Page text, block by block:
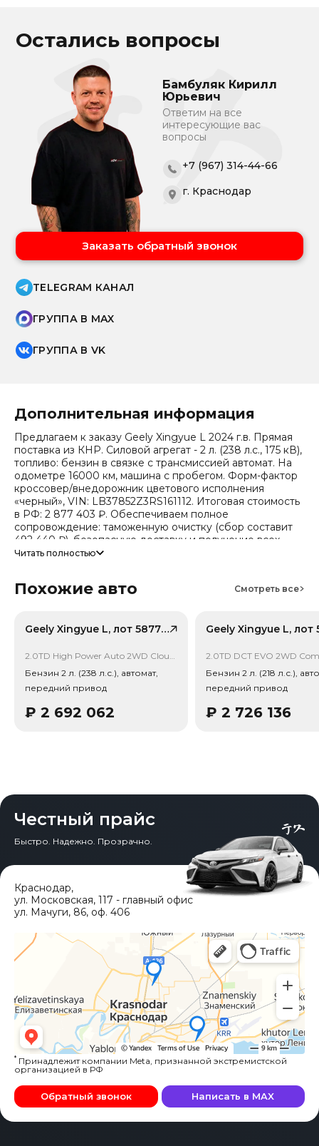
Остались вопросы
Бамбуляк Кирилл
Юрьевич
Ответим на все
интересующие вас
вопросы
+7 (967) 314-44-66
г. Краснодар
Заказать обратный звонок
TELEGRAM КАНАЛ
ГРУППА В MAX
ГРУППА В VK
Дополнительная информация
Предлагаем к заказу Geely Xingyue L 2024 г.в. Прямая
поставка из КНР. Силовой агрегат - 2 л. (238 л.с., 175 кВ),
топливо: бензин в связке с трансмиссией автомат. На
одометре 16000 км, машина с пробегом. Форм-фактор
кроссовер/внедорожник цветового исполнения
«черный», VIN: LB37852Z3RS161112. Итоговая стоимость
в РФ: 2 877 403 ₽. Обеспечиваем полное
сопровождение: таможенную очистку (сбор составит
492 440 ₽), безопасную доставку и получение всех
документов.
уточняйте при обращении. Гарантируем полную
рынка (che): текущая цена в КНР 956 355 ₽, прогноз на
Примечание: прогноз актуален для внутреннего рынка
Тип привода: Передний привод (FWD).
Читать полностью
Похожие авто Смотреть все
Geely Xingyue L, лот 58776083
Бензин 2 л. (238 л.с.), автомат,
передний привод
₽ 2 692 062
2.0TD DCT EVO 2WD
Бензин 2 л. (218 л.с.),
передний привод
₽ 2 726 136
Честный прайс
Быстро. Надежно. Прозрачно.
Краснодар,
ул. Московская, 117 - главный офис
ул. Мачуги, 86, оф. 406
* Принадлежит компании Meta, признанной экстремистской
организацией в РФ
Обратный звонок Написать в MAX